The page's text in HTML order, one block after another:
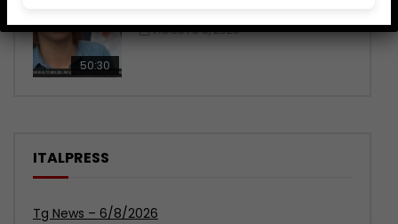
50:30
AGOSTO 5, 2026
ITALPRESS
Tg News – 6/8/2026